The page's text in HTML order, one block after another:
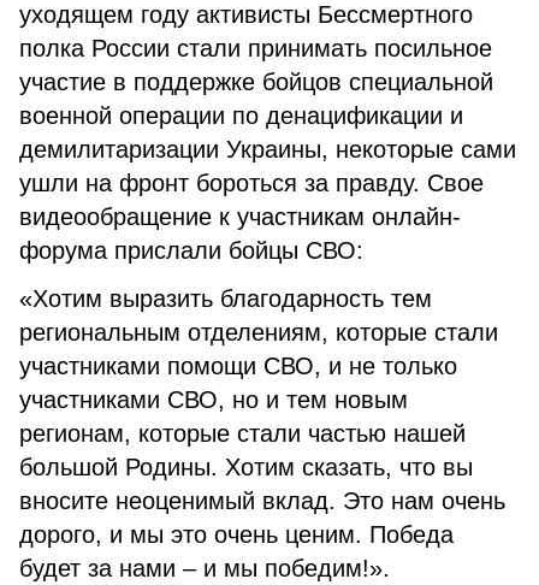
уходящем году активисты Бессмертного
полка России стали принимать посильное
участие в поддержке бойцов специальной
военной операции по денацификации и
демилитаризации Украины, некоторые сами
ушли на фронт бороться за правду. Свое
видеообращение к участникам онлайн-
форума прислали бойцы СВО:
«Хотим выразить благодарность тем
региональным отделениям, которые стали
участниками помощи СВО, и не только
участниками СВО, но и тем новым
регионам, которые стали частью нашей
большой Родины. Хотим сказать, что вы
вносите неоценимый вклад. Это нам очень
дорого, и мы это очень ценим. Победа
будет за нами – и мы победим!».